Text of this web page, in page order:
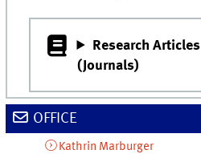
Research Articles
(Journals)
OFFICE
Kathrin Marburger